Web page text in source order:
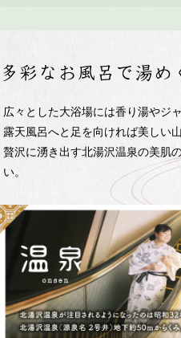
広々とした大浴場には香り湯やジ
露天風呂へと足を向ければ美しい
贅沢に湧き出す北湯沢温泉の美肌
い。